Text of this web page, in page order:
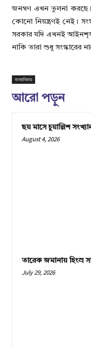
জনগণ এখন তুলনা করছে।
কোনো নিয়ন্ত্রণই নেই।
সরকার যদি এখনই
নাকি তারা শুধু সংস্কারের
মানবাধিকার
আরো পড়ুন
ছয় মাসে চুয়াল্লিশ
August 4, 2026
তারেক জমানায় হিংস্র
July 29, 2026